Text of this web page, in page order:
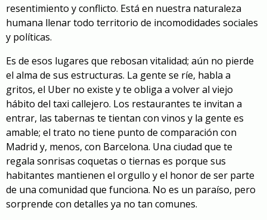
resentimiento y conflicto. Está en nuestra naturaleza
humana llenar todo territorio de incomodidades sociales
y políticas.
Es de esos lugares que rebosan vitalidad; aún no pierde
el alma de sus estructuras. La gente se ríe, habla a
gritos, el Uber no existe y te obliga a volver al viejo
hábito del taxi callejero. Los restaurantes te invitan a
entrar, las tabernas te tientan con vinos y la gente es
amable; el trato no tiene punto de comparación con
Madrid y, menos, con Barcelona. Una ciudad que te
regala sonrisas coquetas o tiernas es porque sus
habitantes mantienen el orgullo y el honor de ser parte
de una comunidad que funciona. No es un paraíso, pero
sorprende con detalles ya no tan comunes.